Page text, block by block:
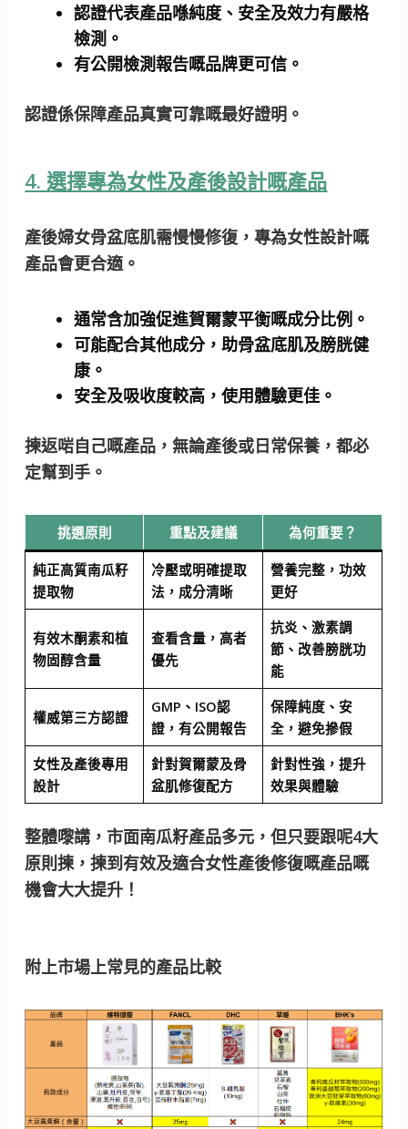
認證代表產品喺純度、安全及效力有嚴格
檢測。
有公開檢測報告嘅品牌更可信。
認證係保障產品真實可靠嘅最好證明。
4. 選擇專為女性及產後設計嘅產品
產後婦女骨盆底肌需慢慢修復，專為女性設計嘅
產品會更合適。
通常含加強促進賀爾蒙平衡嘅成分比例。
可能配合其他成分，助骨盆底肌及膀胱健
康。
安全及吸收度較高，使用體驗更佳。
揀返啱自己嘅產品，無論產後或日常保養，都必
定幫到手。
挑選原則 重點及建議 為何重要？
純正高質南瓜籽
提取物
冷壓或明確提取
法，成分清晰
營養完整，功效
更好
有效木酮素和植
物固醇含量
查看含量，高者
優先
抗炎、激素調
節、改善膀胱功
能
權威第三方認證
GMP、ISO認
證，有公開報告
保障純度、安
全，避免摻假
女性及產後專用
設計
針對賀爾蒙及骨
盆肌修復配方
針對性強，提升
效果與體驗
整體嚟講，市面南瓜籽產品多元，但只要跟呢4大
原則揀，揀到有效及適合女性產後修復嘅產品嘅
機會大大提升！
附上市場上常見的產品比較